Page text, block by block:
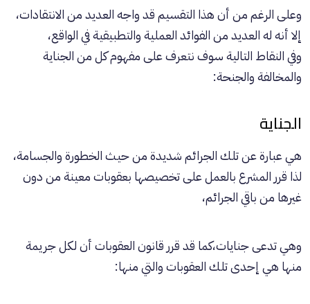
وعلى الرغم من أن هذا التقسيم قد واجه العديد من الانتقادات،
إلا أنه له العديد من الفوائد العملية والتطبيقية في الواقع،
وفي النقاط التالية سوف نتعرف على مفهوم كل من الجناية
والمخالفة والجنحة:
الجناية
هي عبارة عن تلك الجرائم شديدة من حيث الخطورة والجسامة،
لذا قرر المشرع بالعمل على تخصيصها بعقوبات معينة من دون
غيرها من باقي الجرائم،
وهي تدعى جنايات،كما قد قرر قانون العقوبات أن لكل جريمة
منها هي إحدى تلك العقوبات والتي منها: